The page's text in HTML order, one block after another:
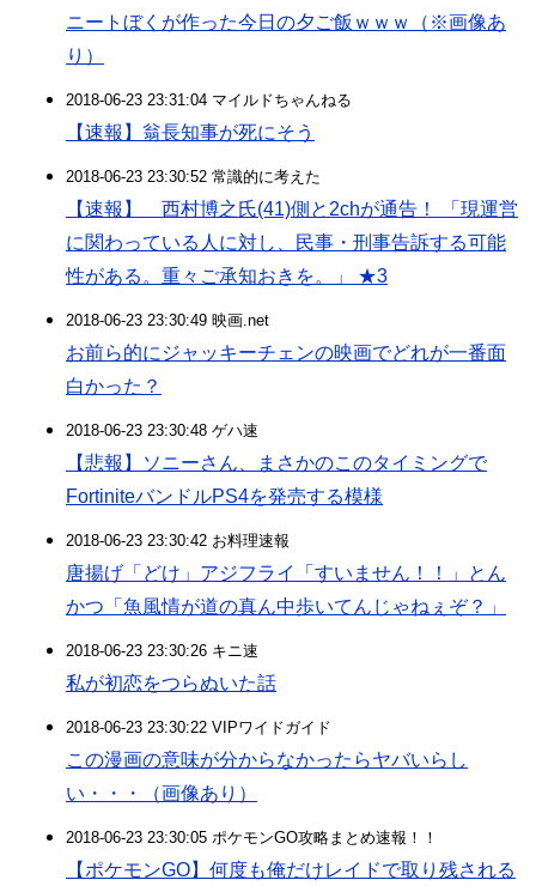
ニートぼくが作った今日の夕ご飯ｗｗｗ（※画像あ
り）
2018-06-23 23:31:04 マイルドちゃんねる
【速報】翁長知事が死にそう
2018-06-23 23:30:52 常識的に考えた
【速報】 西村博之氏(41)側と2chが通告！ 「現運営
に関わっている人に対し、民事・刑事告訴する可能
性がある。重々ご承知おきを。」 ★3
2018-06-23 23:30:49 映画.net
お前ら的にジャッキーチェンの映画でどれが一番面
白かった？
2018-06-23 23:30:48 ゲハ速
【悲報】ソニーさん、まさかのこのタイミングで
FortiniteバンドルPS4を発売する模様
2018-06-23 23:30:42 お料理速報
唐揚げ「どけ」アジフライ「すいません！！」とん
かつ「魚風情が道の真ん中歩いてんじゃねぇぞ？」
2018-06-23 23:30:26 キニ速
私が初恋をつらぬいた話
2018-06-23 23:30:22 VIPワイドガイド
この漫画の意味が分からなかったらヤバいらし
い・・・（画像あり）
2018-06-23 23:30:05 ポケモンGO攻略まとめ速報！！
【ポケモンGO】何度も俺だけレイドで取り残される